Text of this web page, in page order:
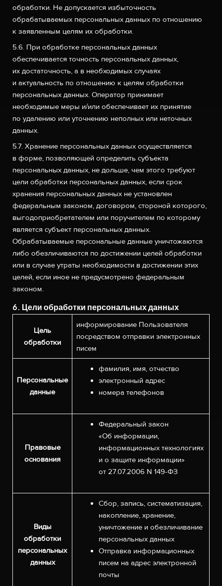
обработки. Не допускается избыточность
обрабатываемых персональных данных по отношению
к заявленным целям их обработки.
5.6. При обработке персональных данных
обеспечивается точность персональных данных,
их достаточность, а в необходимых случаях
и актуальность по отношению к целям обработки
персональных данных. Оператор принимает
необходимые меры и/или обеспечивает их принятие
по удалению или уточнению неполных или неточных
данных.
5.7. Хранение персональных данных осуществляется
в форме, позволяющей определить субъекта
персональных данных, не дольше, чем этого требуют
цели обработки персональных данных, если срок
хранения персональных данных не установлен
федеральным законом, договором, стороной которого,
выгодоприобретателем или поручителем по которому
является субъект персональных данных.
Обрабатываемые персональные данные уничтожаются
либо обезличиваются по достижении целей обработки
или в случае утраты необходимости в достижении этих
целей, если иное не предусмотрено федеральным
законом.
6. Цели обработки персональных данных
Цель
обработки
информирование Пользователя
посредством отправки электронных
писем
Персональные
данные
фамилия, имя, отчество
электронный адрес
номера телефонов
Правовые
основания
Федеральный закон
«Об информации,
информационных технологиях
и о защите информации»
от 27.07.2006 N 149-ФЗ
Виды
обработки
персональных
данных
Сбор, запись, систематизация,
накопление, хранение,
уничтожение и обезличивание
персональных данных
Отправка информационных
писем на адрес электронной
почты